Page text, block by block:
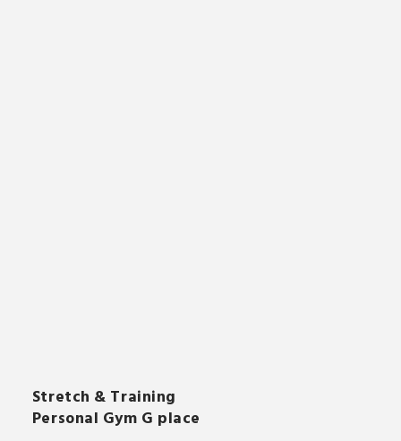
Stretch & Training
Personal Gym G place